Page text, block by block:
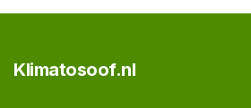
Klimatosoof.nl